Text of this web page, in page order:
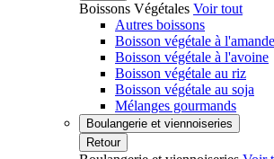
Boissons Végétales Voir tout
Autres boissons
Boisson végétale à l'amande
Boisson végétale à l'avoine
Boisson végétale au riz
Boisson végétale au soja
Mélanges gourmands
Boulangerie et viennoiseries
Retour